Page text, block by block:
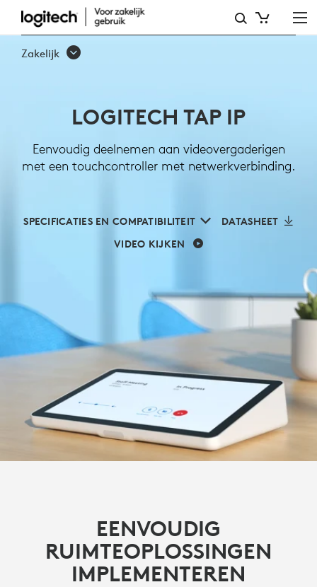
LOGITECH
TAP
Zakelijk
LOGITECH TAP IP
Eenvoudig deelnemen aan videovergaderigen
met een touchcontroller met netwerkverbinding.
SPECIFICATIES EN COMPATIBILITEIT
DATASHEET
VIDEO KIJKEN
EENVOUDIG
RUIMTEOPLOSSINGEN
IMPLEMENTEREN